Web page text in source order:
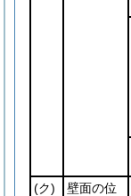
(ク)
壁面の位